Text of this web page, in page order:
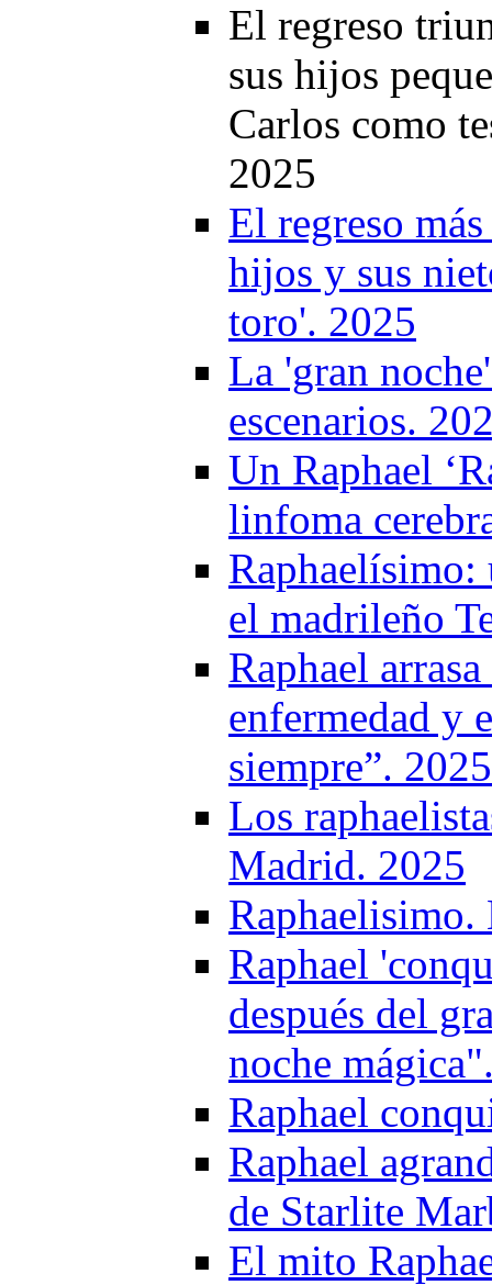
El regreso
sus hijos
Carlos como
2025
El regreso
hijos y sus
toro'. 2025
La 'gran
escenarios.
Un Raphael
linfoma
Raphaelísimo:
el madrileño
Raphael
enfermedad y
siempre”. 2025
Los
Madrid. 2025
Raphaelisimo.
Raphael
después del
noche
Raphael
Raphael
de Starlite
El mito